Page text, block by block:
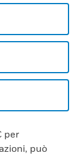
per
può